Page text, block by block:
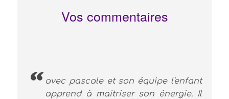
Vos commentaires
avec pascale et son équipe l'enfant
apprend à maitriser son énergie. Il